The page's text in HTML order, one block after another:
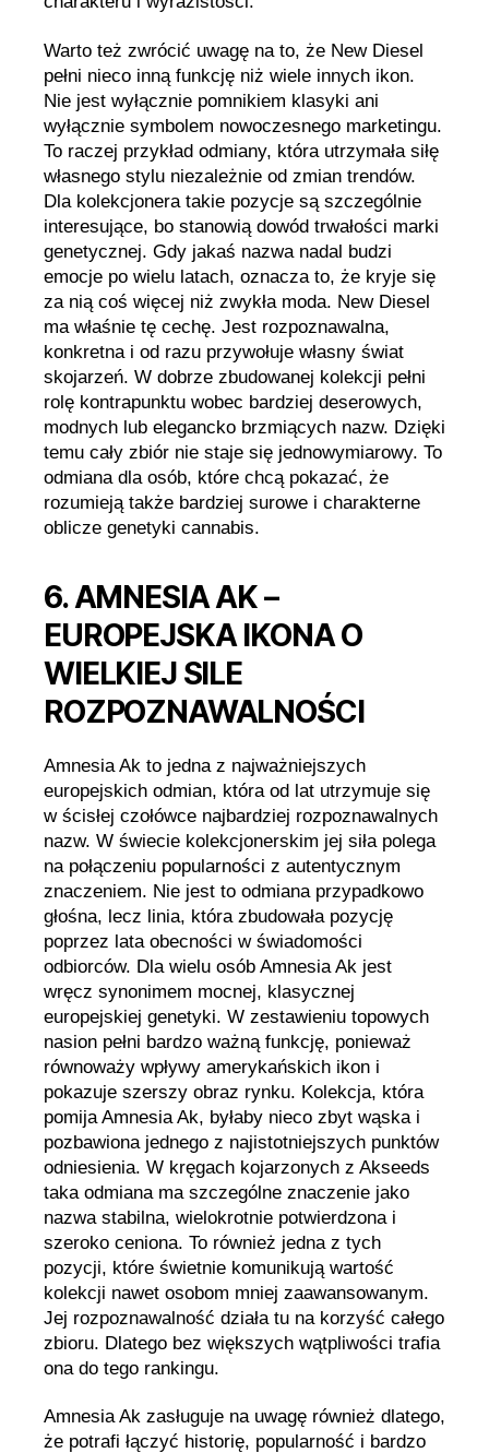
Warto też zwrócić uwagę na to, że New Diesel
pełni nieco inną funkcję niż wiele innych ikon.
Nie jest wyłącznie pomnikiem klasyki ani
wyłącznie symbolem nowoczesnego marketingu.
To raczej przykład odmiany, która utrzymała siłę
własnego stylu niezależnie od zmian trendów.
Dla kolekcjonera takie pozycje są szczególnie
interesujące, bo stanowią dowód trwałości marki
genetycznej. Gdy jakaś nazwa nadal budzi
emocje po wielu latach, oznacza to, że kryje się
za nią coś więcej niż zwykła moda. New Diesel
ma właśnie tę cechę. Jest rozpoznawalna,
konkretna i od razu przywołuje własny świat
skojarzeń. W dobrze zbudowanej kolekcji pełni
rolę kontrapunktu wobec bardziej deserowych,
modnych lub elegancko brzmiących nazw. Dzięki
temu cały zbiór nie staje się jednowymiarowy. To
odmiana dla osób, które chcą pokazać, że
rozumieją także bardziej surowe i charakterne
oblicze genetyki cannabis.
6. AMNESIA AK –
EUROPEJSKA IKONA O
WIELKIEJ SILE
ROZPOZNAWALNOŚCI
Amnesia Ak to jedna z najważniejszych
europejskich odmian, która od lat utrzymuje się
w ścisłej czołówce najbardziej rozpoznawalnych
nazw. W świecie kolekcjonerskim jej siła polega
na połączeniu popularności z autentycznym
znaczeniem. Nie jest to odmiana przypadkowo
głośna, lecz linia, która zbudowała pozycję
poprzez lata obecności w świadomości
odbiorców. Dla wielu osób Amnesia Ak jest
wręcz synonimem mocnej, klasycznej
europejskiej genetyki. W zestawieniu topowych
nasion pełni bardzo ważną funkcję, ponieważ
równoważy wpływy amerykańskich ikon i
pokazuje szerszy obraz rynku. Kolekcja, która
pomija Amnesia Ak, byłaby nieco zbyt wąska i
pozbawiona jednego z najistotniejszych punktów
odniesienia. W kręgach kojarzonych z Akseeds
taka odmiana ma szczególne znaczenie jako
nazwa stabilna, wielokrotnie potwierdzona i
szeroko ceniona. To również jedna z tych
pozycji, które świetnie komunikują wartość
kolekcji nawet osobom mniej zaawansowanym.
Jej rozpoznawalność działa tu na korzyść całego
zbioru. Dlatego bez większych wątpliwości trafia
ona do tego rankingu.
Amnesia Ak zasługuje na uwagę również dlatego,
że potrafi łączyć historię, popularność i bardzo